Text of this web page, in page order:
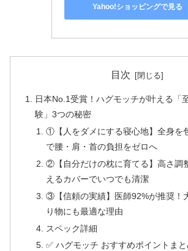
Yahoo!ショッピングで見る
目次
日本No.1受賞！ハグモッチが叶える「
験」3つの秘密
①【人をダメにする寝心地】全身を
で腰・肩・首の負担をゼロへ
②【自分だけの枕に育てる】高さ調
えるカバーでいつでも清潔
③【信頼の実績】医師92%が推奨！
り物にも最適な理由
スペック詳細
✅ ハグモッチ おすすめポイントまと